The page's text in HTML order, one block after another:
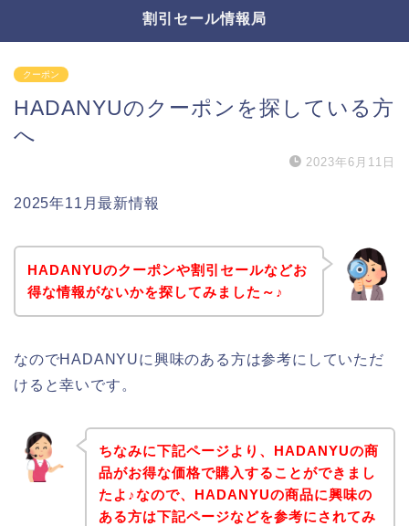
割引セール情報局
クーポン
HADANYUのクーポンを探している方
へ
2023年6月11日
2025年11月最新情報
HADANYUのクーポンや割引セールなどお
得な情報がないかを探してみました～♪
なのでHADANYUに興味のある方は参考にしていただ
けると幸いです。
ちなみに下記ページより、HADANYUの商
品がお得な価格で購入することができまし
たよ♪なので、HADANYUの商品に興味の
ある方は下記ページなどを参考にされてみ